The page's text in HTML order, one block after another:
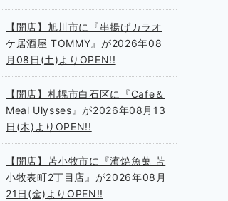
【開店】旭川市に『串揚げカラオ
ケ居酒屋 TOMMY』が2026年08
月08日(土)よりOPEN!!
【開店】札幌市白石区に『Cafe＆
Meal Ulysses』が2026年08月13
日(木)よりOPEN!!
【開店】苫小牧市に『濱焼魚萬 苫
小牧表町2丁目店』が2026年08月
21日(金)よりOPEN!!